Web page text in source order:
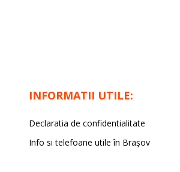
INFORMATII UTILE:
Declaratia de confidentialitate
Info si telefoane utile în Braşov